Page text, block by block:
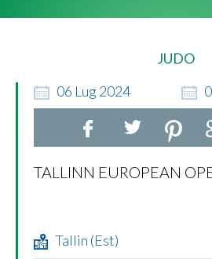
JUDO
06 Lug2024
TALLINN EUROPEAN
Tallin (Est)